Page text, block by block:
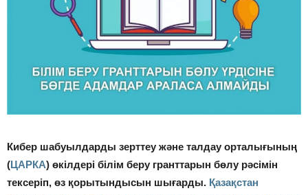
Кибер шабуылдарды зерттеу және талдау орталығының
(ЦАРКА) өкілдері білім беру гранттарын бөлу рәсімін
тексеріп, өз қорытындысын шығарды. Қазақстан